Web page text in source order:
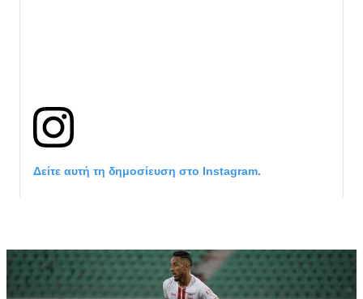
Δείτε αυτή τη δημοσίευση στο Instagram.